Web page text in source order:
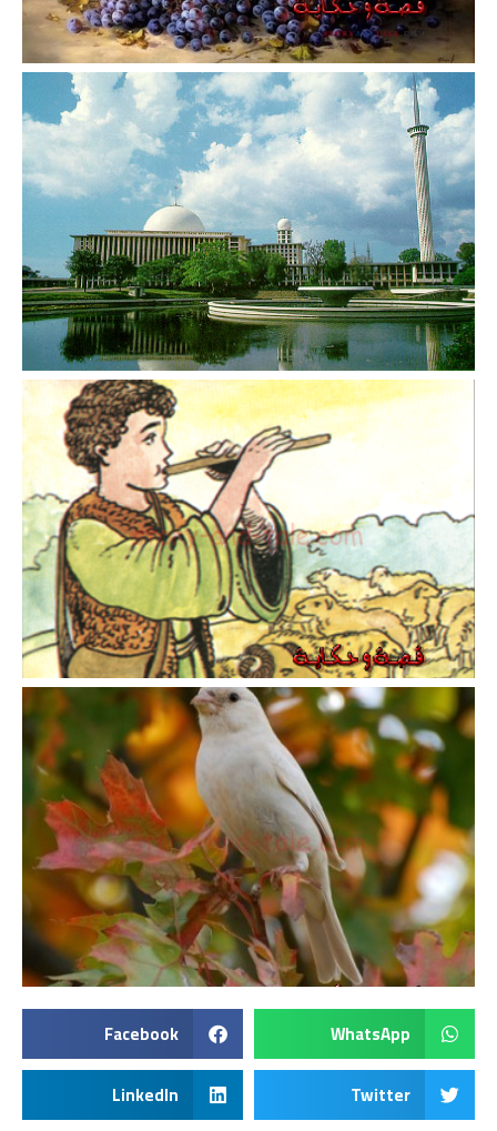
WhatsApp
Facebook
Twitter
LinkedIn